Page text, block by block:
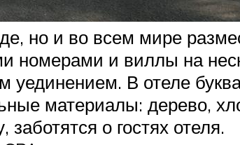
но и во всем мире
номерами и виллы на
уединением. В отеле
материалы: дерево,
о гостях отеля.